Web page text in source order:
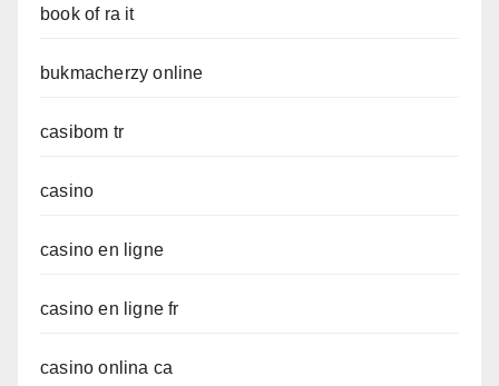
book of ra it
bukmacherzy online
casibom tr
casino
casino en ligne
casino en ligne fr
casino onlina ca